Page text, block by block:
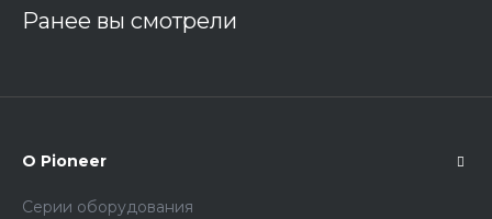
Ранее вы смотрели
О Pioneer
Серии оборудования